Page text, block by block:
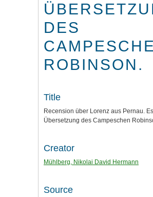
DES
ROBINSON.
Title
Recension über Lorenz aus Pernau.
Übersetzung des Campeschen
Creator
Mühlberg, Nikolai David Hermann
Source